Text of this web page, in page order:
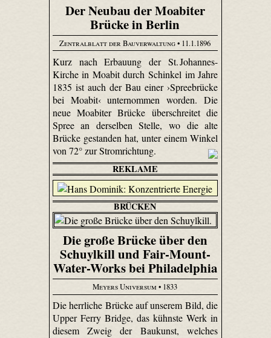
Der Neubau der Moabiter
Brücke in Berlin
Zentralblatt der Bauverwaltung• 11.1.1896
Kurz nach Erbauung der St. Johannes-
Kirche in Moabit durch Schinkel im Jahre
1835 ist auch der Bau einer ›Spreebrücke
bei Moabit‹ unternommen worden. Die
neue Moabiter Brücke überschreitet die
Spree an derselben Stelle, wo die alte
Brücke gestanden hat, unter einem Winkel
von 72° zur Stromrichtung.
REKLAME
BRÜCKEN
Die große Brücke über den
Schuylkill und Fair-Mount-
Water-Works bei Philadelphia
Meyers Universum• 1833
Die herrliche Brücke auf unserem Bild, die
Upper Ferry Bridge, das kühnste Werk in
diesem Zweig der Baukunst, welches